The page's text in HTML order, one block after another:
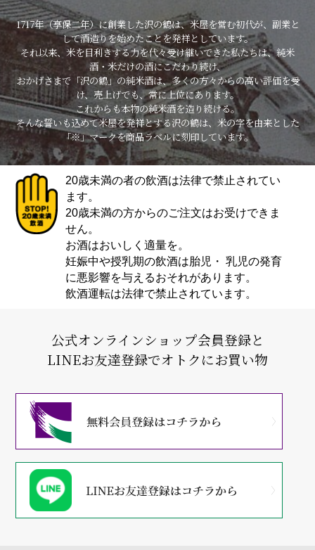
1717年（享保二年）に創業した沢の鶴は、米屋を営む初代が、副業と
して酒造りを始めたことを発祥としています。
それ以来、米を目利きする力を代々受け継いできた私たちは、純米
酒・米だけの酒にこだわり続け、
おかげさまで「沢の鶴」の純米酒は、多くの方々からの高い評価を受
け、売上げでも、常に上位にあります。
これからも本物の純米酒を造り続ける。
そんな誓いも込めて米屋を発祥とする沢の鶴は、米の字を由来とした
「※」マークを商品ラベルに刻印しています。
20歳未満の者の飲酒は法律で禁止されてい
ます。
20歳未満の方からのご注文はお受けできま
せん。
お酒はおいしく適量を。
妊娠中や授乳期の飲酒は胎児・ 乳児の発育
に悪影響を与えるおそれがあります。
飲酒運転は法律で禁止されています。
公式オンラインショップ会員登録と
LINEお友達登録でオトクにお買い物